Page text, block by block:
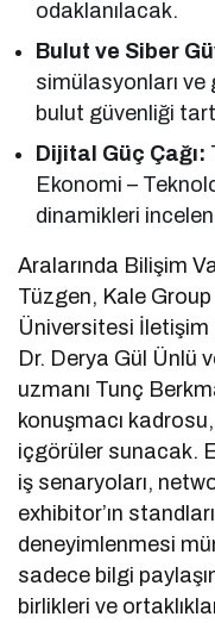
odaklanılacak.
Bulut ve Siber
simülasyonları ve
bulut güvenliği
Dijital Güç Çağı:
Ekonomi –
dinamikleri
Aralarında Bilişim
Tüzgen, Kale
Üniversitesi
Dr. Derya Gül Ünlü
uzmanı Tunç
konuşmacı
içgörüler sunacak.
iş senaryoları,
exhibitor’ın
deneyimlenmesi
sadece bilgi
birlikleri ve